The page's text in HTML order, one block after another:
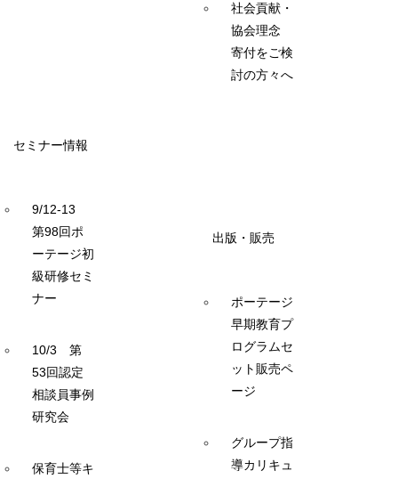
社会貢献・
協会理念
寄付をご検
討の方々へ
セミナー情報
9/12-13
第98回ポ
ーテージ初
級研修セミ
ナー
10/3 第
53回認定
相談員事例
研究会
保育士等キ
出版・販売
ポーテージ
早期教育プ
ログラムセ
ット販売ペ
ージ
グループ指
導カリキュ